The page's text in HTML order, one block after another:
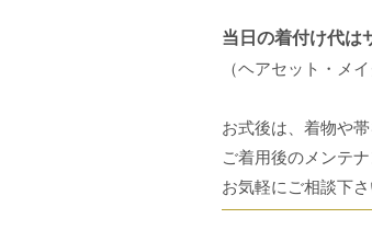
当日の着付け代は
（ヘアセット・メ
お式後は、着物や
ご着用後のメンテ
お気軽にご相談下さ